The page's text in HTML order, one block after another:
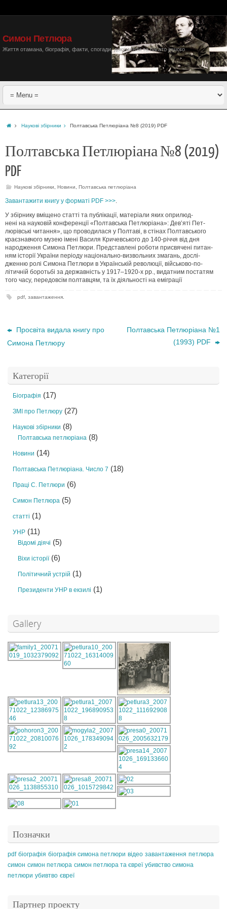
Симон Петлюра
Життя отамана, біографія, факти, спогади, документи та багато іншого
Наукові збірники Полтавська Петлюріана №8 (2019) PDF
Полтавська Петлюріана №8 (2019)
PDF
Наукові збірники ,Новини ,Полтавська петлюріана
Завантажити книгу у форматі PDF >>>
У збірнику вміщено статті та публікації, матеріали яких оприлюд-
нені на науковій конференції «Полтавська Петлюріана»: Дев’яті Пет-
люрівські читання», що проводилася у Полтаві, в стінах Полтавського
краєзнавчого музею імені Василя Кричевського до 140-річчя від дня
народження Симона Петлюри. Представлені роботи присвячені питан-
ням історії України періоду національно-визвольних змагань, дослі-
дженню ролі Симона Петлюри в Українській революції, військово-по-
літичній боротьбі за державність у 1917–1920-х рр., видатним постатям
того часу, передовсім полтавцям, та їх діяльності на еміграції
pdf ,завантаження
Просвіта видала книгу про
Симона Петлюру
Полтавська Петлюріана №1
(1993) PDF
Категорії
Біографія (17)
ЗМІ про Петлюру (27)
Наукові збірники (8)
Полтавська петлюріана (8)
Новини (14)
Полтавська Петлюріана. Число 7 (18)
Праці С. Петлюри (6)
Симон Петлюра (5)
статті (1)
УНР (11)
Відомі діячі (5)
Віхи історії(6)
Політичний устрій (1)
Президенти УНР в екзилі (1)
Gallery
Позначки
pdf біографія біографія симона петлюри відео завантаження петлюра
симон симон петлюра симон петлюра та євреї убивство симона
петлюри убивтво євреї
Партнер проекту